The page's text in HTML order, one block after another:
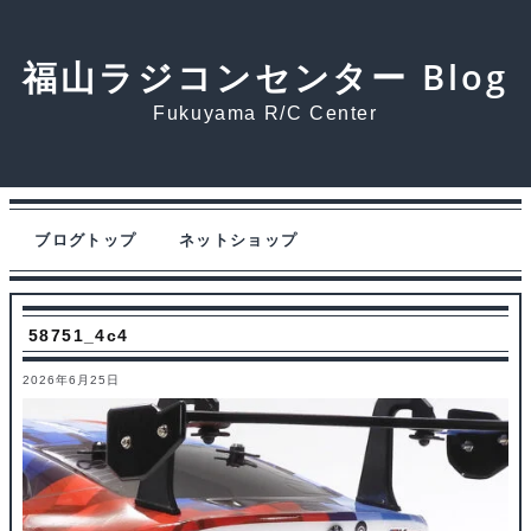
福山ラジコンセンター Blog
Fukuyama R/C Center
ブログトップ ネットショップ
58751_4c4
2026年6月25日